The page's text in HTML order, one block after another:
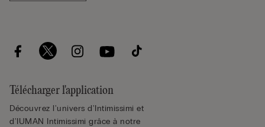
Télécharger l'application
Découvrez l'univers d'Intimissimi et
d'IUMAN Intimissimi grâce à notre